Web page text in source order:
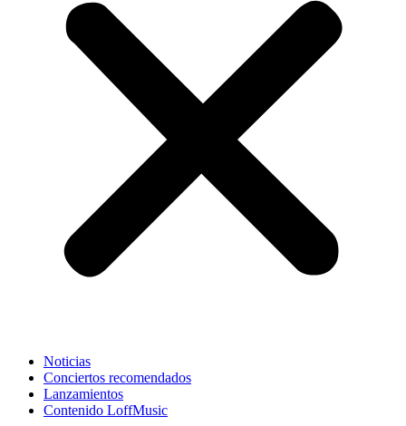
Noticias
Conciertos recomendados
Lanzamientos
Contenido LoffMusic